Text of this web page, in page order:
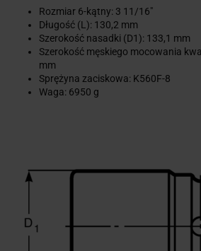
Rozmiar 6-kątny: 3 11/16"
Długość (L): 130,2 mm
Szerokość nasadki (D1): 133,1 mm
Szerokość męskiego mocowania
mm
Sprężyna zaciskowa: K560F-8
Waga: 6950 g